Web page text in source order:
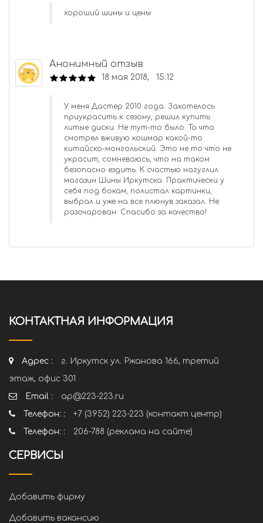
хороший шины и цены
Анонимный отзыв
18 мая 2018, 15:12
У меня Дастер 2010 года. Захотелось
приукрасить к сезону, решил купить
литые диски. Не тут-то было. То что
смотрел вживую кошмар какой-то
китайско-монгольский. Это не то что не
украсит, сомневаюсь, что на таком
безопасно ездить. К счастью нагуглил
магазин Шины Иркутска. Практически у
себя под бокам, полистал картинки,
выбрал и уже на все плюнув заказал. Не
разочарован. Спасибо за качество!
КОНТАКТНАЯ ИНФОРМАЦИЯ
Адрес :
г. Иркутск ул. Ржанова 166, третий
этаж, офис 301
Email :
ap@223-223.ru
Телефон: :
+7 (3952) 223-223 (контакт центр)
Телефон: :
206-788 (реклама на сайте)
СЕРВИСЫ
Добавить фирму
Добавить вакансию